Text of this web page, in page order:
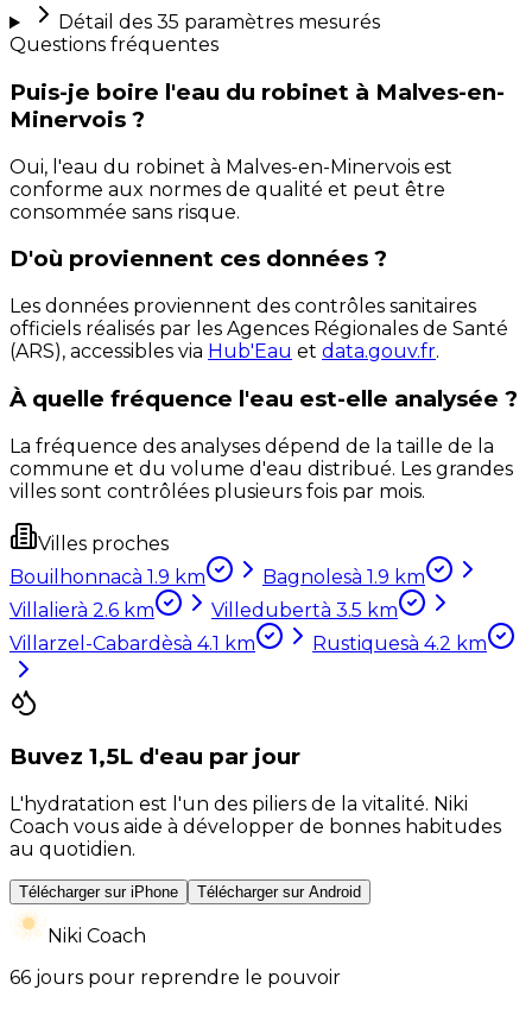
Détail des 35 paramètres mesurés
Questions fréquentes
Puis-je boire l'eau du robinet à Malves-en-
Minervois ?
Oui, l'eau du robinet à Malves-en-Minervois est
conforme aux normes de qualité et peut être
consommée sans risque.
D'où proviennent ces données ?
Les données proviennent des contrôles sanitaires
officiels réalisés par les Agences Régionales de Santé
(ARS), accessibles via Hub'Eau et data.gouv.fr.
À quelle fréquence l'eau est-elle analysée ?
La fréquence des analyses dépend de la taille de la
commune et du volume d'eau distribué. Les grandes
villes sont contrôlées plusieurs fois par mois.
Villes proches
Bouilhonnacà 1.9 km Bagnolesà 1.9 km
Villalierà 2.6 km Villedubertà 3.5 km
Villarzel-Cabardèsà 4.1 km Rustiquesà 4.2 km
Buvez 1,5L d'eau par jour
L'hydratation est l'un des piliers de la vitalité. Niki
Coach vous aide à développer de bonnes habitudes
au quotidien.
Télécharger sur iPhone Télécharger sur Android
Niki Coach
66 jours pour reprendre le pouvoir